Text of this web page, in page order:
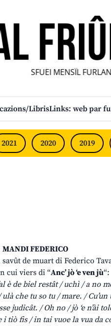
SFUEI MENSÎL FURLAN
LibrisLinks: web par
2021 2020 2019
MANDI FEDERICO
de muart di Federico
cui viers di “Anc’ jò ‘e ven jù“:
è de biel restât / uchì / a no
ulà che tu so tu / mare. /
judicât. / Oh no / jò ‘e n’ài
i tiò fis / in tai vuoe la vua da